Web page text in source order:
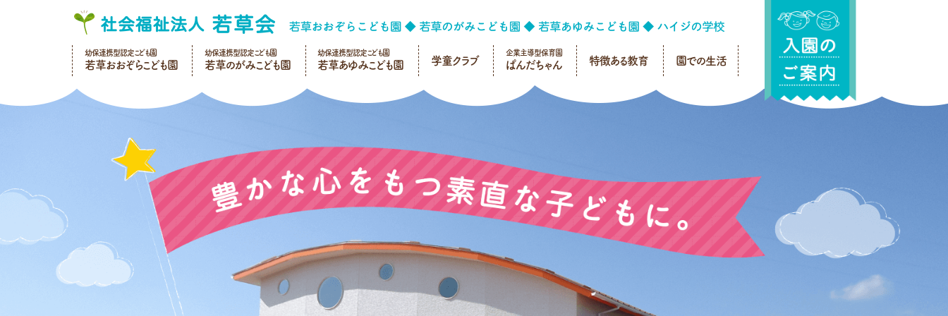
幼保連携型認定こども園
若草おおぞらこども園
幼保連携型認定こども園
若草のがみこども園
幼保連携型認定こども園
若草あゆみこども園 学童クラブ
企業主導型保育園
ぱんだちゃん 特徴ある教育 園での生活